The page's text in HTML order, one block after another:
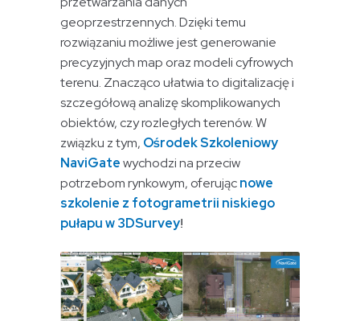
geoprzestrzennych. Dzięki temu
rozwiązaniu możliwe jest generowanie
precyzyjnych map oraz modeli cyfrowych
terenu. Znacząco ułatwia to digitalizację i
szczegółową analizę skomplikowanych
obiektów, czy rozległych terenów. W
związku z tym, Ośrodek Szkoleniowy
NaviGatewychodzi na przeciw
potrzebom rynkowym, oferującnowe
szkolenie z fotogrametrii niskiego
pułapu w 3DSurvey!